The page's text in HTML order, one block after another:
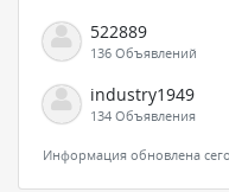
522889
136 Объявлений
industry1949
134 Объявления
Информация обновлена